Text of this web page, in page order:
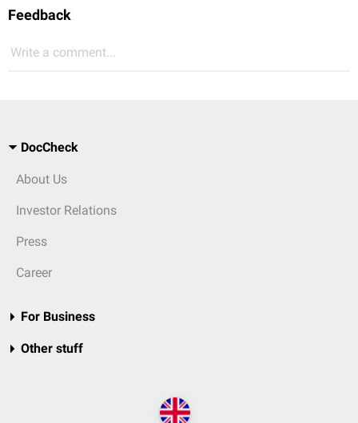
Feedback
Write a comment...
DocCheck
About Us
Investor Relations
Press
Career
For Business
Other stuff